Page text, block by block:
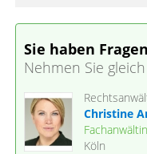
Sie haben
Nehmen Sie
Christine
Köln